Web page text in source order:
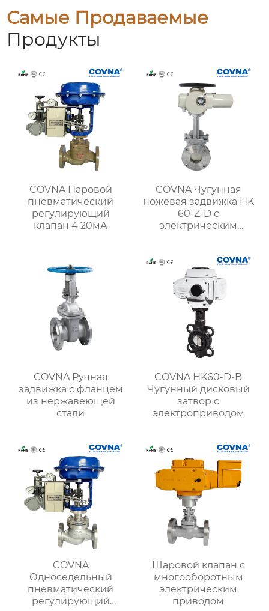
Самые Продаваемые
Продукты
COVNA Паровой
пневматический
регулирующий
клапан 4 20мА
COVNA Чугунная
ножевая задвижка HK
60-Z-D с
электрическим
COVNA Ручная
задвижка с фланцем
из нержавеющей
стали
COVNA HK60-D-B
Чугунный дисковый
затвор с
электроприводом
COVNA
Односедельный
пневматический
регулирующий
Шаровой клапан с
многооборотным
электрическим
приводом